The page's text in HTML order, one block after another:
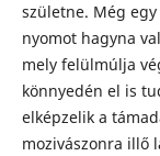
születne. Még
nyomot hagyna
mely felülmúlja
könnyedén el is
elképzelik a
mozivászonra illő